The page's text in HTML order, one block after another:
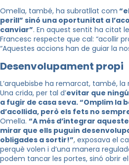
Omella, també, ha subratllat com
perill” sinó una oportunitat a
canviar”. En aquest sentit ha citat
Francesc respecte que cal: “acollir
“Aquestes accions han de guiar la
Desenvolupament propi
L’arquebisbe ha remarcat, també,
Una crida, per tal d’evitar que
a fugir de casa seva. “Omplim la
d’acollida, però els fets no
Omella. “A més d’integrar
mirar que ells puguin
obligades a sortir!”, exposava el
perquè volen i d’una manera
podem tancar les portes, sinó obrir